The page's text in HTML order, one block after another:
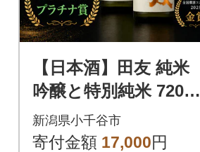
【日本酒】田友 純米
吟醸と特別純米 720ml
×各1本 高の井酒造 新
潟県小千谷市
新潟県小千谷市
寄付金額 17,000円